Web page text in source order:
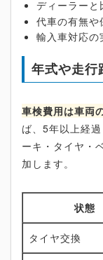
ディーラー
代車の有無や
輸入車対応の
年式や走行
車検費用は車両
ば、5年以上経
ーキ・タイヤ・
加します。
状態
タイヤ交換